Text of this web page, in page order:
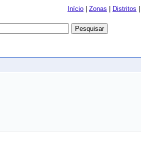
Início Zonas Distritos